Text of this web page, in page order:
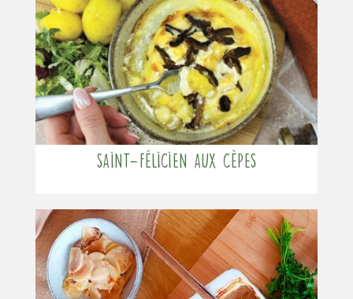
Saint-Félicien aux cèpes